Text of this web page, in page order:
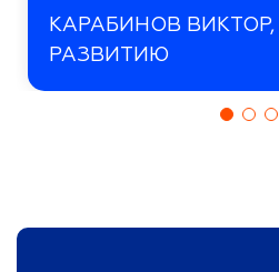
КАРАБИНОВ
РАЗВИТИЮ